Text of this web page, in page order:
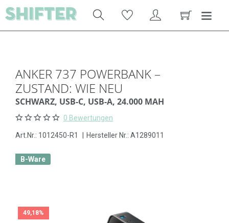
ANKER 737 POWERBANK –
ZUSTAND: WIE NEU
SCHWARZ, USB-C, USB-A, 24.000 MAH
0 Bewertungen
Art.Nr.: 1012450-R1 Hersteller Nr.: A1289011
B-Ware
49,18%